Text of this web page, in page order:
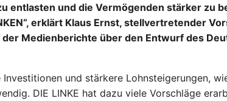
entlasten und die Vermögenden stärker zu
erklärt Klaus Ernst, stellvertretender
der Medienberichte über den Entwurf des
Investitionen und stärkere Lohnsteigerungen,
DIE LINKE hat dazu viele Vorschläge